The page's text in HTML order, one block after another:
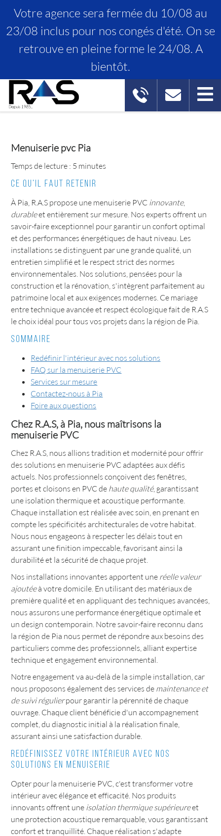
Votre agence sera fermée du 10/08 au
23/08 inclus pour nos congés d'été. On se
retrouve en pleine forme le 24/08. A
bientôt.
MENUISERIE PVC PIA
Menuiserie pvc Pia
Temps de lecture : 5 minutes
Ce qu'il faut retenir
À Pia, R.A.S propose une menuiserie PVC innovante,
durableet entièrement sur mesure. Nos experts offrent un
savoir-faire exceptionnel pour garantir un confort optimal
et des performances énergétiques de haut niveau. Les
installations se distinguent par une grande qualité, un
entretien simplifié et le respect strict des normes
environnementales. Nos solutions, pensées pour la
construction et la rénovation, s'intègrent parfaitement au
patrimoine local et aux exigences modernes. Ce mariage
entre technique avancée et respect écologique fait de R.A.S
le choix idéal pour tous vos projets dans la région de Pia.
Sommaire
Redéfinir l'intérieur avec nos solutions
FAQ sur la menuiserie PVC
Services sur mesure
Contactez-nous à Pia
Foire aux questions
Chez R.A.S, à Pia, nous maîtrisons la
menuiserie PVC
Chez R.A.S, nous allions tradition et modernité pour offrir
des solutions en menuiserie PVC adaptées aux défis
actuels. Nos professionnels conçoivent des fenêtres,
portes et cloisons en PVC de haute qualité, garantissant
une isolation thermique et acoustique performante.
Chaque installation est réalisée avec soin, en prenant en
compte les spécificités architecturales de votre habitat.
Nous nous engageons à respecter les délais tout en
assurant une finition impeccable, favorisant ainsi la
durabilité et la sécurité de chaque projet.
Nos installations innovantes apportent une réelle valeur
ajoutéeà votre domicile. En utilisant des matériaux de
première qualité et en appliquant des techniques avancées,
nous assurons une performance énergétique optimale et
un design contemporain. Notre savoir-faire reconnu dans
la région de Pia nous permet de répondre aux besoins des
particuliers comme des professionnels, alliant expertise
technique et engagement environnemental.
Notre engagement va au-delà de la simple installation, car
nous proposons également des services de maintenance et
de suivi régulierpour garantir la pérennité de chaque
ouvrage. Chaque client bénéficie d'un accompagnement
complet, du diagnostic initial à la réalisation finale,
assurant ainsi une satisfaction durable.
Redéfinissez votre intérieur avec nos
solutions en menuiserie
Opter pour la menuiserie PVC, c'est transformer votre
intérieur avec élégance et efficacité. Nos produits
innovants offrent une isolation thermique supérieureet
une protection acoustique remarquable, vous garantissant
confort et tranquillité. Chaque réalisation s'adapte